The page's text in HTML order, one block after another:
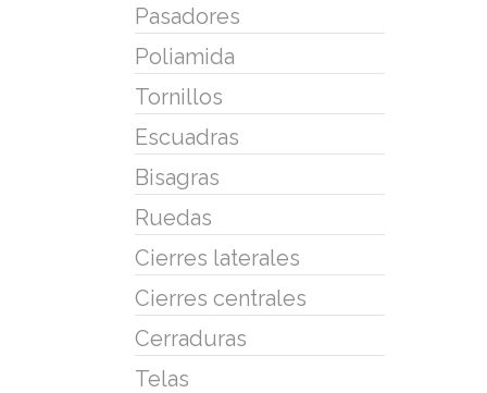
Pasadores
Poliamida
Tornillos
Escuadras
Bisagras
Ruedas
Cierres laterales
Cierres centrales
Cerraduras
Telas